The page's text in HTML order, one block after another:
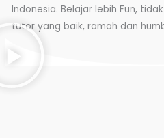
Indonesia. Belajar lebih Fun,
tutor yang baik, ramah dan